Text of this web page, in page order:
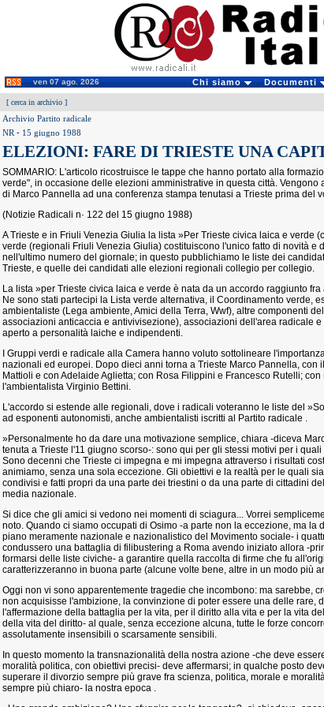
ven 07 ago. 2026 Chi siamo Documenti
[ cerca in archivio ]
Archivio Partito radicale
NR - 15 giugno 1988
ELEZIONI: FARE DI TRIESTE UNA
SOMMARIO: L'articolo ricostruisce le tappe che hanno portato alla
verde", in occasione delle elezioni amministrative in questa città.
di Marco Pannella ad una conferenza stampa tenutasi a Trieste prima del
(Notizie Radicali n· 122 del 15 giugno 1988)
A Trieste e in Friuli Venezia Giulia la lista »Per Trieste civica laica e verde
verde (regionali Friuli Venezia Giulia) costituiscono l'unico fatto di novità e
nell'ultimo numero del giornale; in questo pubblichiamo le liste dei
Trieste, e quelle dei candidati alle elezioni regionali collegio per collegio.
La lista »per Trieste civica laica e verde è nata da un accordo raggiunto
Ne sono stati partecipi la Lista verde alternativa, il Coordinamento verde,
ambientaliste (Lega ambiente, Amici della Terra, Wwf), altre componenti
associazioni anticaccia e antivivisezione), associazioni dell'area radicale
aperto a personalità laiche e indipendenti.
I Gruppi verdi e radicale alla Camera hanno voluto sottolineare
nazionali ed europei. Dopo dieci anni torna a Trieste Marco Pannella, con
Mattioli e con Adelaide Aglietta; con Rosa Filippini e Francesco Rutelli;
l'ambientalista Virginio Bettini.
L'accordo si estende alle regionali, dove i radicali voteranno le liste del
ad esponenti autonomisti, anche ambientalisti iscritti al Partito radicale .
»Personalmente ho da dare una motivazione semplice, chiara -diceva
tenuta a Trieste l'11 giugno scorso-: sono qui per gli stessi motivi per i
Sono decenni che Trieste ci impegna e mi impegna attraverso i risultati
animiamo, senza una sola eccezione. Gli obiettivi e la realtà per le quali
condivisi e fatti propri da una parte dei triestini o da una parte di cittadini
media nazionale.
Si dice che gli amici si vedono nei momenti di sciagura... Vorrei
noto. Quando ci siamo occupati di Osimo -a parte non la eccezione, ma la
piano meramente nazionale e nazionalistico del Movimento sociale- i
condussero una battaglia di filibustering a Roma avendo iniziato allora -
formarsi delle liste civiche- a garantire quella raccolta di firme che fu
caratterizzeranno in buona parte (alcune volte bene, altre in un modo più
Oggi non vi sono apparentemente tragedie che incombono: ma sarebbe,
non acquisisse l'ambizione, la convinzione di poter essere una delle rare,
l'affermazione della battaglia per la vita, per il diritto alla vita e per la vita
della vita del diritto- al quale, senza eccezione alcuna, tutte le forze
assolutamente insensibili o scarsamente sensibili.
In questo momento la transnazionalità della nostra azione -che deve
moralità politica, con obiettivi precisi- deve affermarsi; in qualche posto
superare il divorzio sempre più grave fra scienza, politica, morale e
sempre più chiaro- la nostra epoca .